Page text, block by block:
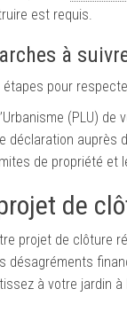
est requis.
à
pour
(PLU) de
déclaration auprès
de propriété
de
projet de clôture
désagréments
à votre jardin